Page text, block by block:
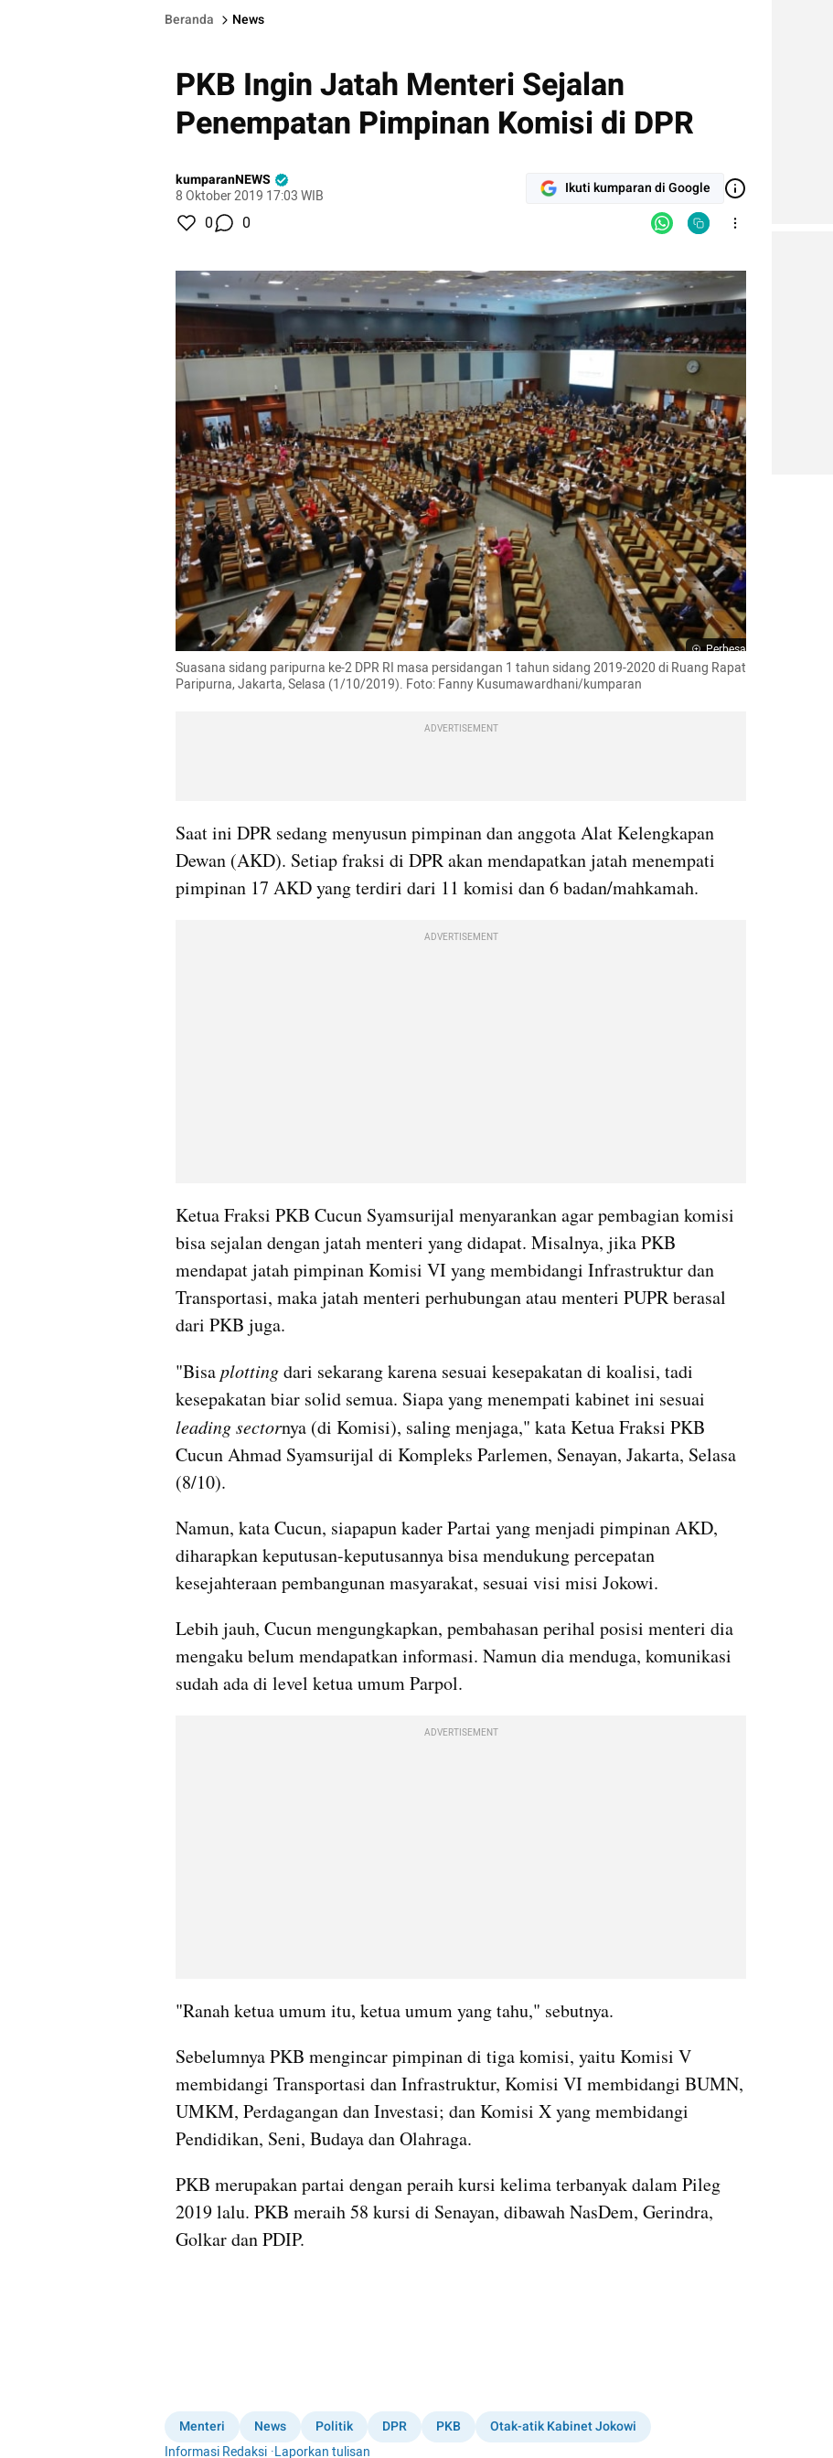
Beranda News
PKB Ingin Jatah Menteri Sejalan
Penempatan Pimpinan Komisi di DPR
kumparanNEWS
8 Oktober 2019 17:03 WIB
Ikuti kumparan di Google
0 0
Perbesar
Suasana sidang paripurna ke-2 DPR RI masa persidangan 1 tahun sidang 2019-2020 di Ruang Rapat
Paripurna, Jakarta, Selasa (1/10/2019). Foto: Fanny Kusumawardhani/kumparan
ADVERTISEMENT
Saat ini DPR sedang menyusun pimpinan dan anggota Alat Kelengkapan
Dewan (AKD). Setiap fraksi di DPR akan mendapatkan jatah menempati
pimpinan 17 AKD yang terdiri dari 11 komisi dan 6 badan/mahkamah.
ADVERTISEMENT
Ketua Fraksi PKB Cucun Syamsurijal menyarankan agar pembagian komisi
bisa sejalan dengan jatah menteri yang didapat. Misalnya, jika PKB
mendapat jatah pimpinan Komisi VI yang membidangi Infrastruktur dan
Transportasi, maka jatah menteri perhubungan atau menteri PUPR berasal
dari PKB juga.
"Bisa plotting dari sekarang karena sesuai kesepakatan di koalisi, tadi
leading sectornya (di Komisi), saling menjaga," kata Ketua Fraksi PKB
Cucun Ahmad Syamsurijal di Kompleks Parlemen, Senayan, Jakarta, Selasa
(8/10).
Namun, kata Cucun, siapapun kader Partai yang menjadi pimpinan AKD,
diharapkan keputusan-keputusannya bisa mendukung percepatan
kesejahteraan pembangunan masyarakat, sesuai visi misi Jokowi.
Lebih jauh, Cucun mengungkapkan, pembahasan perihal posisi menteri dia
mengaku belum mendapatkan informasi. Namun dia menduga, komunikasi
sudah ada di level ketua umum Parpol.
ADVERTISEMENT
"Ranah ketua umum itu, ketua umum yang tahu," sebutnya.
Sebelumnya PKB mengincar pimpinan di tiga komisi, yaitu Komisi V
membidangi Transportasi dan Infrastruktur, Komisi VI membidangi BUMN,
UMKM, Perdagangan dan Investasi; dan Komisi X yang membidangi
Pendidikan, Seni, Budaya dan Olahraga.
PKB merupakan partai dengan peraih kursi kelima terbanyak dalam Pileg
2019 lalu. PKB meraih 58 kursi di Senayan, dibawah NasDem, Gerindra,
Golkar dan PDIP.
Menteri News Politik DPR PKB
Otak-atik Kabinet Jokowi
Informasi Redaksi ·Laporkan tulisan